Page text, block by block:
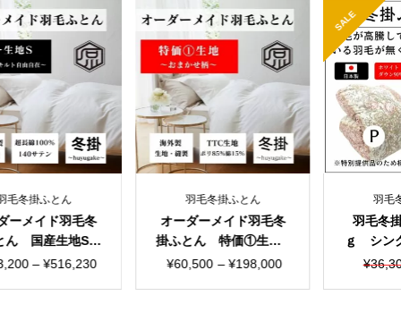
掛ふとん
イド羽毛冬
国産生地S
ズ自由自在
– ¥516,230
価
羽毛冬掛ふとん
オーダーメイド羽毛冬
掛ふとん 特価①生地T
TC シングルorダブル
60,500 – ¥ 198,000
価
羽毛冬掛
羽毛冬掛ふ
ｇ シング
m 軽
36,300元
¥
現
SALE